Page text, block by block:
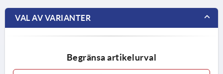
VAL AV VARIANTER
Begränsa artikelurval